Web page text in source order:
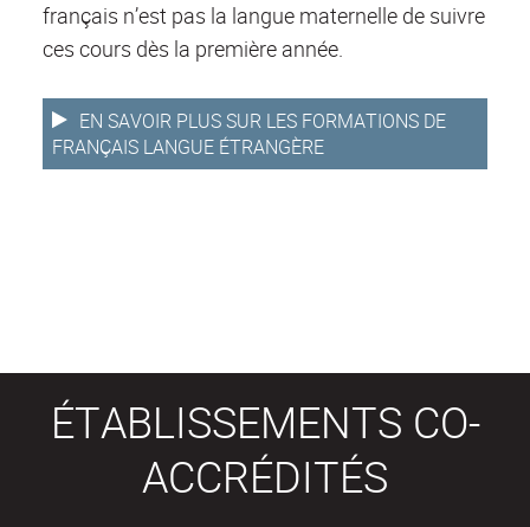
français n’est pas la langue maternelle de suivre
ces cours dès la première année.
EN SAVOIR PLUS SUR LES FORMATIONS DE
FRANÇAIS LANGUE ÉTRANGÈRE
ÉTABLISSEMENTS CO-
ACCRÉDITÉS